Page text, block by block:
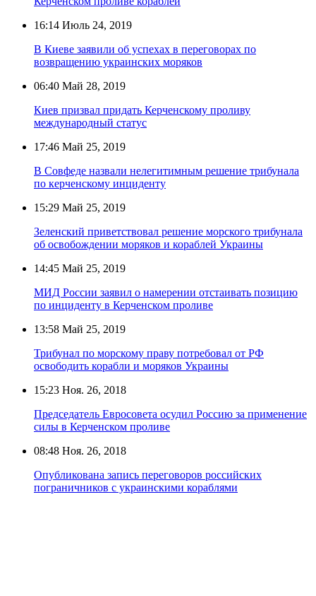
16:14 Июль 24, 2019
В Киеве заявили об успехах в переговорах по
возвращению украинских моряков
06:40 Май 28, 2019
Киев призвал придать Керченскому проливу
международный статус
17:46 Май 25, 2019
В Совфеде назвали нелегитимным решение трибунала
по керченскому инциденту
15:29 Май 25, 2019
Зеленский приветствовал решение морского трибунала
об освобождении моряков и кораблей Украины
14:45 Май 25, 2019
МИД России заявил о намерении отстаивать позицию
по инциденту в Керченском проливе
13:58 Май 25, 2019
Трибунал по морскому праву потребовал от РФ
освободить корабли и моряков Украины
15:23 Ноя. 26, 2018
Председатель Евросовета осудил Россию за применение
силы в Керченском проливе
08:48 Ноя. 26, 2018
Опубликована запись переговоров российских
пограничников с украинскими кораблями